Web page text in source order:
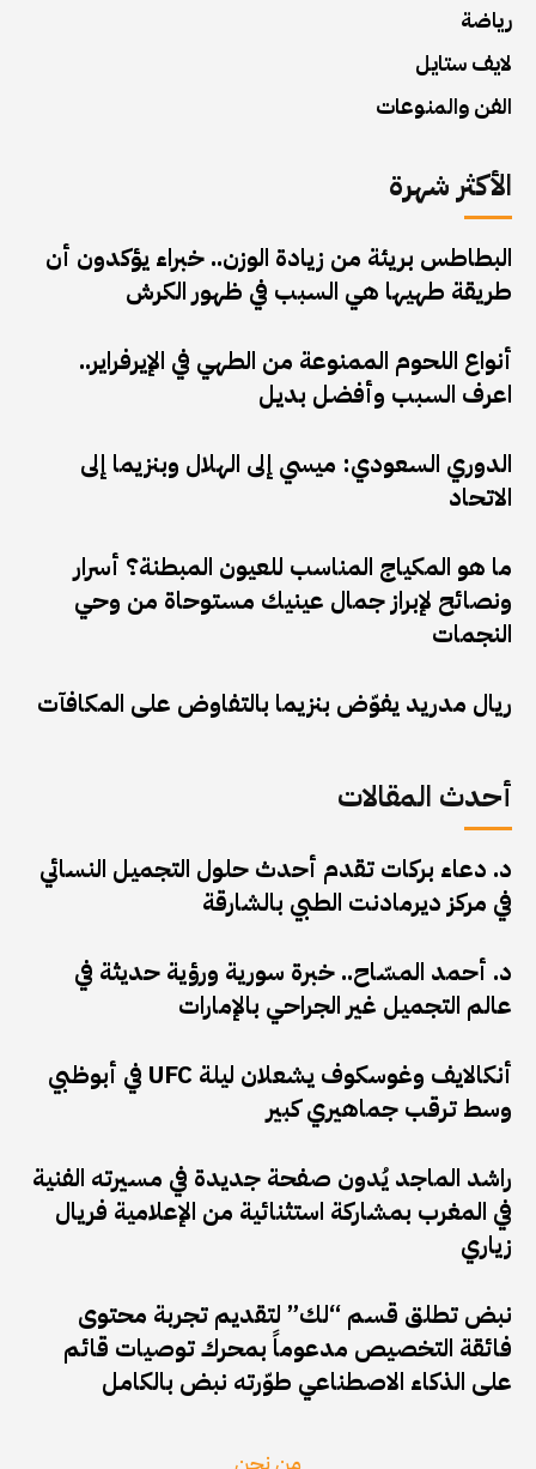
رياضة
لايف ستايل
الفن والمنوعات
الأكثر شهرة
البطاطس بريئة من زيادة الوزن.. خبراء يؤكدون أن
طريقة طهيها هي السبب في ظهور الكرش
أنواع اللحوم الممنوعة من الطهي في الإيرفراير..
اعرف السبب وأفضل بديل
الدوري السعودي: ميسي إلى الهلال وبنزيما إلى
الاتحاد
ما هو المكياج المناسب للعيون المبطنة؟ أسرار
ونصائح لإبراز جمال عينيك مستوحاة من وحي
النجمات
ريال مدريد يفوّض بنزيما بالتفاوض على المكافآت
أحدث المقالات
د. دعاء بركات تقدم أحدث حلول التجميل النسائي
في مركز ديرمادنت الطبي بالشارقة
د. أحمد المسّاح.. خبرة سورية ورؤية حديثة في
عالم التجميل غير الجراحي بالإمارات
أنكالايف وغوسكوف يشعلان ليلة UFC في أبوظبي
وسط ترقب جماهيري كبير
راشد الماجد يُدون صفحة جديدة في مسيرته الفنية
في المغرب بمشاركة استثنائية من الإعلامية فريال
زياري
نبض تطلق قسم “لك” لتقديم تجربة محتوى
فائقة التخصيص مدعوماً بمحرك توصيات قائم
على الذكاء الاصطناعي طوّرته نبض بالكامل
من نحن